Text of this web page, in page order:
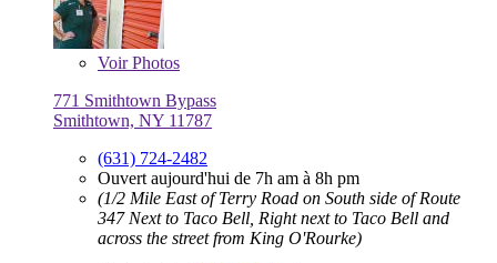
VoirPhotos
771 Smithtown Bypass
Smithtown, NY 11787
(631) 724-2482
Ouvert aujourd'hui de 7h am à 8h pm
(1/2 Mile East of Terry Road on South side of Route
347 Next to Taco Bell, Right next to Taco Bell and
across the street from King O'Rourke)